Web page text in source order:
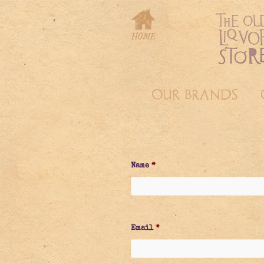
OUR BRANDS
Name *
Email *